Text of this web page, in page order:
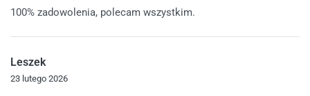
100% zadowolenia, polecam wszystkim.
Leszek
23 lutego 2026